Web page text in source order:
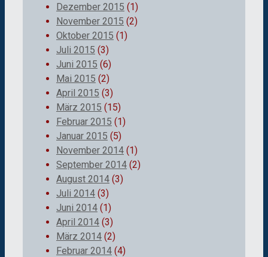
Dezember 2015 (1)
November 2015 (2)
Oktober 2015 (1)
Juli 2015 (3)
Juni 2015 (6)
Mai 2015 (2)
April 2015 (3)
März 2015 (15)
Februar 2015 (1)
Januar 2015 (5)
November 2014 (1)
September 2014 (2)
August 2014 (3)
Juli 2014 (3)
Juni 2014 (1)
April 2014 (3)
März 2014 (2)
Februar 2014 (4)